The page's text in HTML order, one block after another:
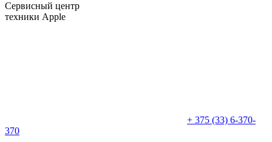
Сервисный центр
техники Apple
+ 375 (33) 6-370-
370